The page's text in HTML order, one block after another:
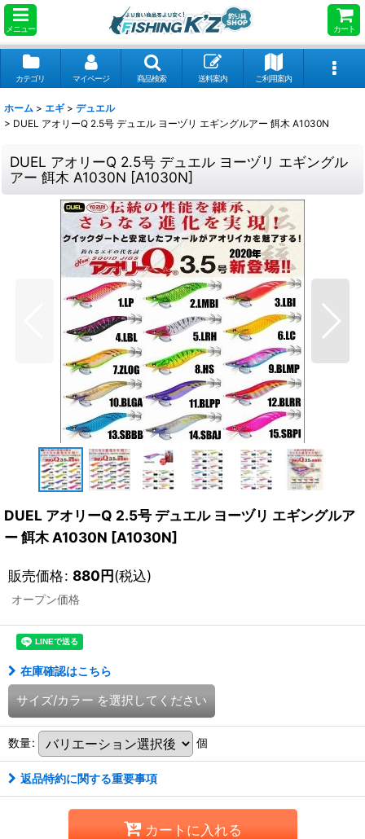
メニュー カート
カテゴリ マイページ 商品検索 送料案内 ご利用案内
ホーム > エギ > デュエル
> DUEL アオリーQ 2.5号 デュエル ヨーヅリ エギングルアー 餌木 A1030N
DUEL アオリーQ 2.5号 デュエル ヨーヅリ エギングル
アー 餌木 A1030N [A1030N]
DUEL アオリーQ 2.5号 デュエル ヨーヅリ エギングルア
ー 餌木 A1030N [A1030N]
販売価格: 880円(税込)
オープン価格
在庫確認はこちら
サイズ/カラー を選択してください
数量: 個
返品特約に関する重要事項
カートに入れる